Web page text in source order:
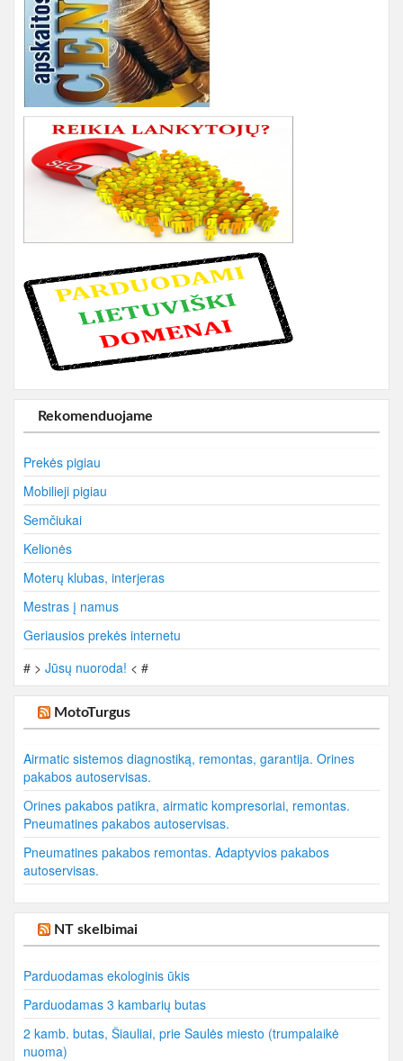
Rekomenduojame
Prekės pigiau
Mobilieji pigiau
Semčiukai
Kelionės
Moterų klubas, interjeras
Mestras į namus
Geriausios prekės internetu
# > Jūsų nuoroda! < #
MotoTurgus
Airmatic sistemos diagnostiką, remontas, garantija. Orines
pakabos autoservisas.
Orines pakabos patikra, airmatic kompresoriai, remontas.
Pneumatines pakabos autoservisas.
Pneumatines pakabos remontas. Adaptyvios pakabos
autoservisas.
NT skelbimai
Parduodamas ekologinis ūkis
Parduodamas 3 kambarių butas
2 kamb. butas, Šiauliai, prie Saulės miesto (trumpalaikė
nuoma)